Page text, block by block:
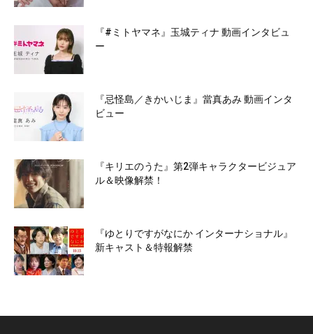
『#ミトヤマネ』玉城ティナ 動画インタビュ
ー
『忌怪島／きかいじま』當真あみ 動画インタ
ビュー
『キリエのうた』第2弾キャラクタービジュア
ル＆映像解禁！
『ゆとりですがなにか インターナショナル』
新キャスト＆特報解禁